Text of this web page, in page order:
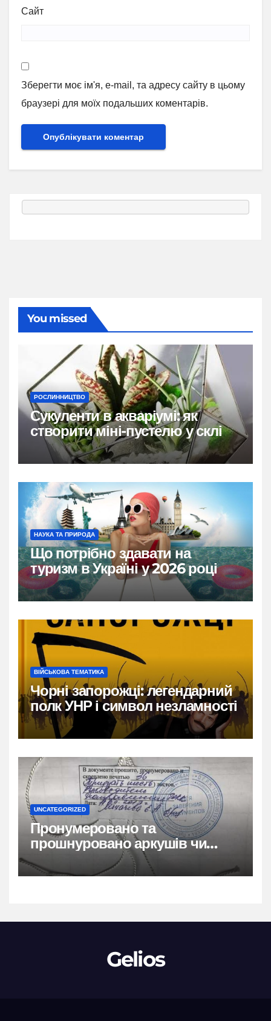
Сайт
Зберегти моє ім'я, e-mail, та адресу сайту в цьому
браузері для моїх подальших коментарів.
You missed
РОСЛИННИЦТВО
Сукуленти в акваріумі: як
створити міні-пустелю у склі
НАУКА ТА ПРИРОДА
Що потрібно здавати на
туризм в Україні у 2026 році
ВІЙСЬКОВА ТЕМАТИКА
Чорні запорожці: легендарний
полк УНР і символ незламності
UNCATEGORIZED
Пронумеровано та
прошнуровано аркушів чи
сторінок: повний гайд
Gelios